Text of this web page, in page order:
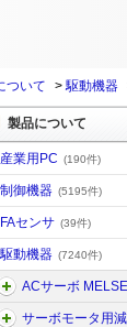
ついて >駆動機器
製品について
産業用PC (190件)
制御機器 (5195件)
FAセンサ (39件)
駆動機器 (7240件)
ACサーボ
サーボモータ用